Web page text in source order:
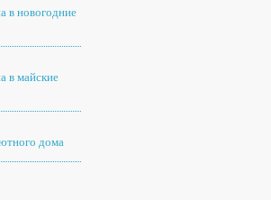
в новогодние
в майские
дома